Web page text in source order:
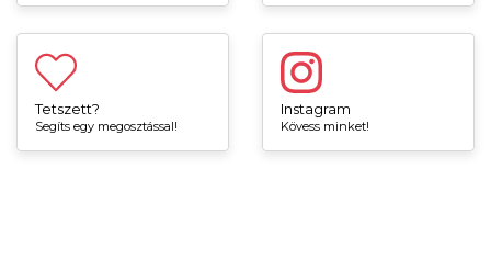
Tetszett?
Segíts egy megosztással!
Instagram
Kövess minket!